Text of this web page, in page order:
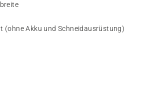
(ohne Akku und Schneidausrüstung)